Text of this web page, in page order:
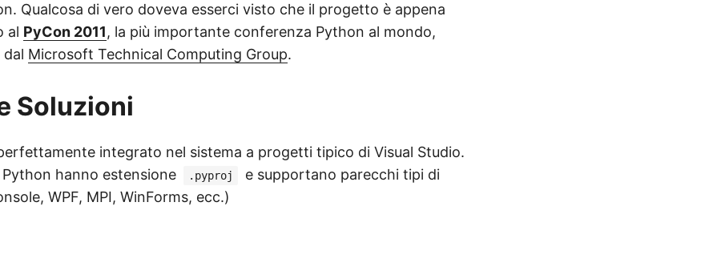
Qualcosa di vero doveva esserci visto che il progetto è appena
al PyCon 2011, la più importante conferenza Python al mondo,
Microsoft Technical Computing Group.
Soluzioni
integrato nel sistema a progetti tipico di Visual Studio.
hanno estensione
.pyproj
e supportano parecchi tipi di
WPF, MPI, WinForms, ecc.)